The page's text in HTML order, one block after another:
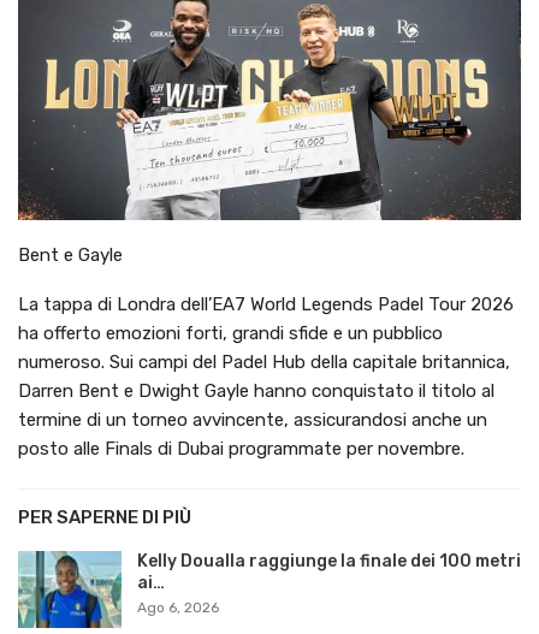
Bent e Gayle
La tappa di Londra dell’EA7 World Legends Padel Tour 2026
ha offerto emozioni forti, grandi sfide e un pubblico
numeroso. Sui campi del Padel Hub della capitale britannica,
Darren Bent e Dwight Gayle hanno conquistato il titolo al
termine di un torneo avvincente, assicurandosi anche un
posto alle Finals di Dubai programmate per novembre.
PER SAPERNE DI PIÙ
Kelly Doualla raggiunge la finale dei 100 metri
ai…
Ago 6, 2026